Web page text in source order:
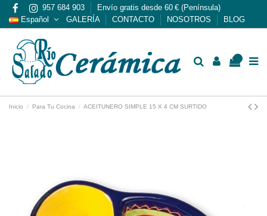
957 684 903
Envío gratis desde 60 € (Península)
Español
GALERÍA CONTACTO NOSOTROS BLOG
Inicio Para Tu Cocina ACEITUNERO SIMPLE 15 X 4 CM SURTIDO